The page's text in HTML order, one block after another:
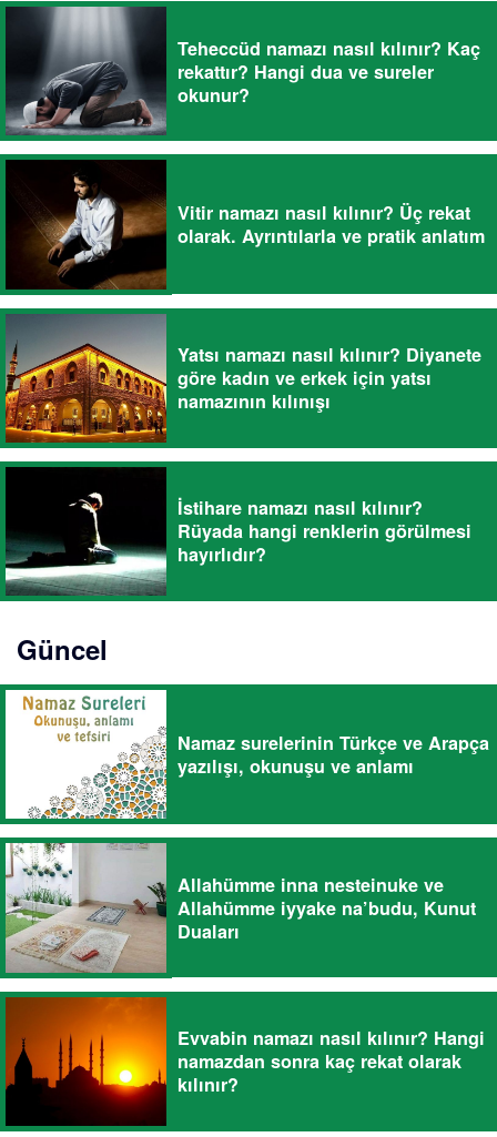
Teheccüd namazı nasıl kılınır? Kaç
rekattır? Hangi dua ve sureler
okunur?
Vitir namazı nasıl kılınır? Üç rekat
olarak. Ayrıntılarla ve pratik anlatım
Yatsı namazı nasıl kılınır? Diyanete
göre kadın ve erkek için yatsı
namazının kılınışı
İstihare namazı nasıl kılınır?
Rüyada hangi renklerin görülmesi
hayırlıdır?
Güncel
Namaz surelerinin Türkçe ve Arapça
yazılışı, okunuşu ve anlamı
Allahümme inna nesteinuke ve
Allahümme iyyake na’budu, Kunut
Duaları
Evvabin namazı nasıl kılınır? Hangi
namazdan sonra kaç rekat olarak
kılınır?